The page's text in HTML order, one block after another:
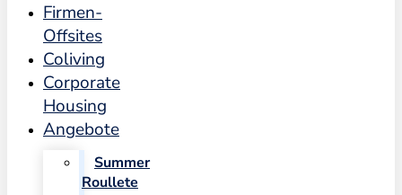
Firmen-
Offsites
Coliving
Corporate
Housing
Angebote
Summer
Roullete